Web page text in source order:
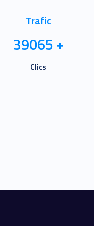
Trafic
39065+
Clics